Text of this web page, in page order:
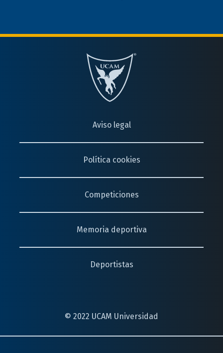
(2014)
Juegos Europeos de Bakú
Juegos Europeos de Minsk
Campeonatos de Europa
Foso por equipos mixto
Aviso legal
Política cookies
Competiciones
Memoria deportiva
Deportistas
© 2022 UCAM Universidad